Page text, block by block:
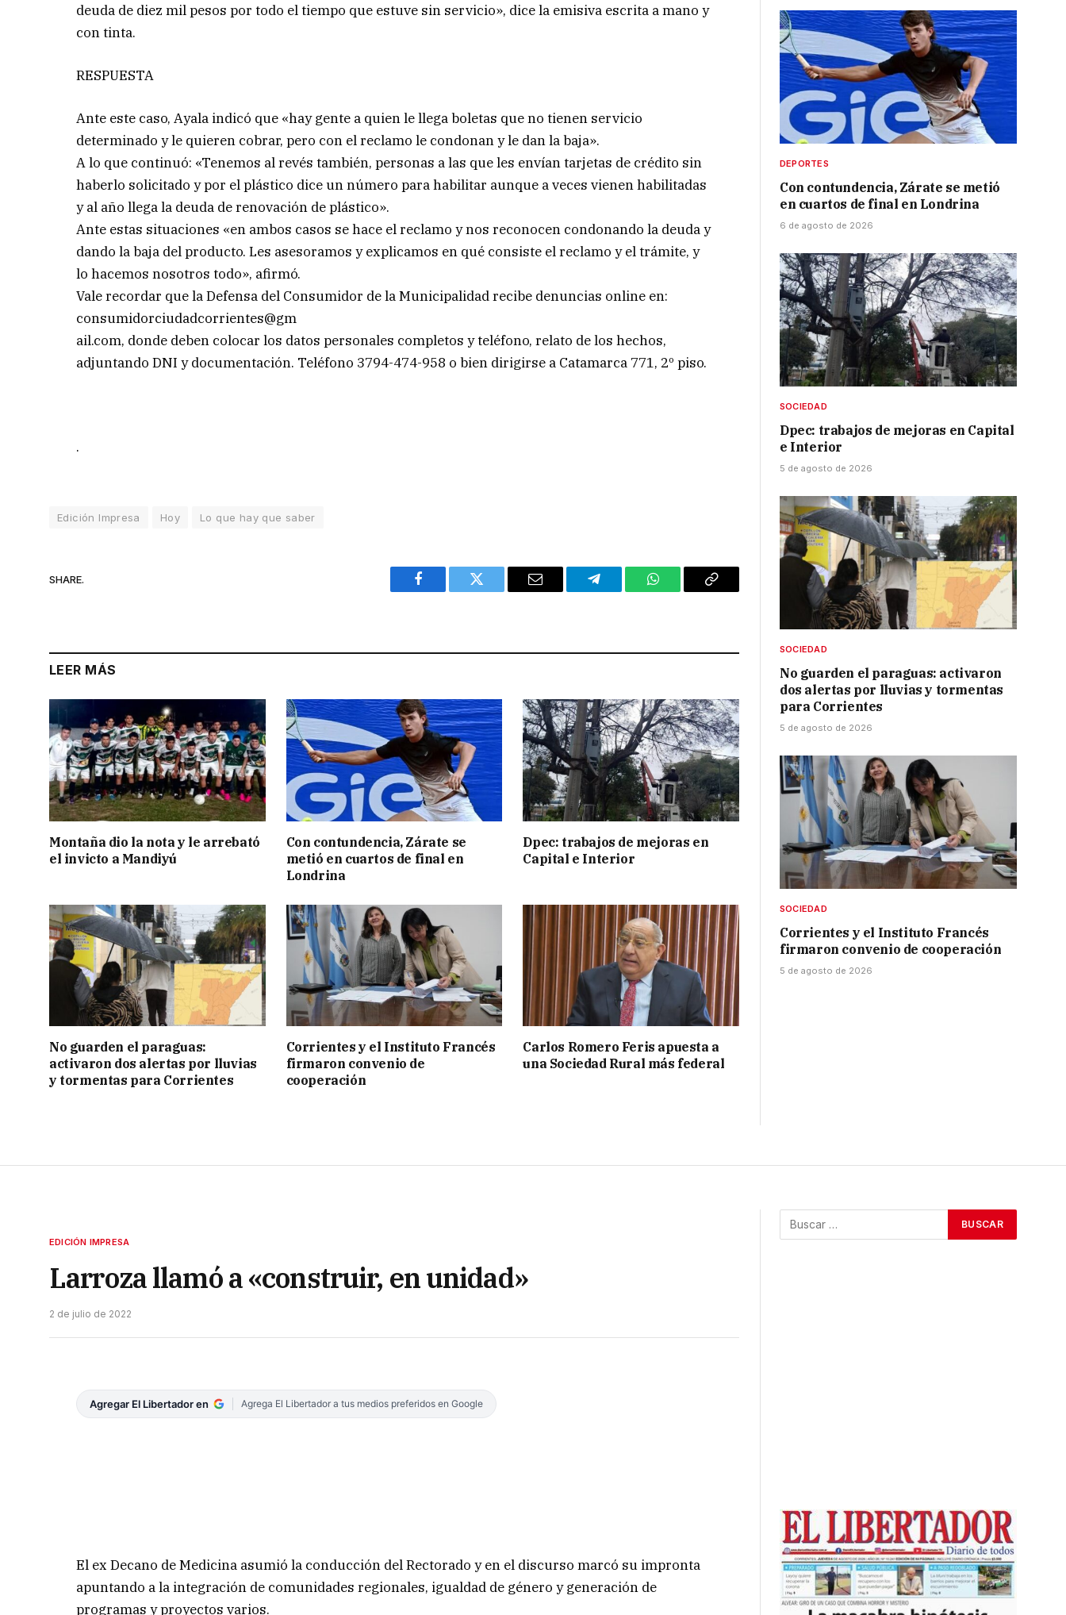
deuda de diez mil pesos por todo el tiempo que estuve sin servicio», dice la emisiva escrita a mano y
con tinta.
RESPUESTA
Ante este caso, Ayala indicó que «hay gente a quien le llega boletas que no tienen servicio
determinado y le quieren cobrar, pero con el reclamo le condonan y le dan la baja».
A lo que continuó: «Tenemos al revés también, personas a las que les envían tarjetas de crédito sin
haberlo solicitado y por el plástico dice un número para habilitar aunque a veces vienen habilitadas
y al año llega la deuda de renovación de plástico».
Ante estas situaciones «en ambos casos se hace el reclamo y nos reconocen condonando la deuda y
dando la baja del producto. Les asesoramos y explicamos en qué consiste el reclamo y el trámite, y
lo hacemos nosotros todo», afirmó.
Vale recordar que la Defensa del Consumidor de la Municipalidad recibe denuncias online en:
consumidorciudadcorrientes@gm
ail.com, donde deben colocar los datos personales completos y teléfono, relato de los hechos,
adjuntando DNI y documentación. Teléfono 3794-474-958 o bien dirigirse a Catamarca 771, 2º piso.
.
Edición Impresa Hoy Lo que hay que saber
SHARE.
Facebook Twitter Email Telegram WhatsAppCopy
LEER MÁS
Montaña dio la nota y le arrebató
el invicto a Mandiyú
Con contundencia, Zárate se
metió en cuartos de final en
Londrina
Dpec: trabajos de mejoras en
Capital e Interior
No guarden el paraguas:
activaron dos alertas por lluvias
y tormentas para Corrientes
Corrientes y el Instituto Francés
firmaron convenio de
cooperación
Carlos Romero Feris apuesta a
una Sociedad Rural más federal
DEPORTES
Con contundencia, Zárate se metió
en cuartos de final en Londrina
6 de agosto de 2026
SOCIEDAD
Dpec: trabajos de mejoras en Capital
e Interior
5 de agosto de 2026
SOCIEDAD
No guarden el paraguas: activaron
dos alertas por lluvias y tormentas
para Corrientes
5 de agosto de 2026
SOCIEDAD
Corrientes y el Instituto Francés
firmaron convenio de cooperación
5 de agosto de 2026
EDICIÓN IMPRESA
Larroza llamó a «construir, en unidad»
2 de julio de 2022
Agregar El Libertador en Agrega El Libertador a tus medios preferidos en Google
El ex Decano de Medicina asumió la conducción del Rectorado y en el discurso marcó su impronta
apuntando a la integración de comunidades regionales, igualdad de género y generación de
programas y proyectos varios.